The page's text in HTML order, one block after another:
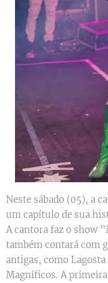
Neste sábado (05), a
um capítulo de sua
A cantora faz o show
também contará com
antigas, como Lagosta
Magníficos. A